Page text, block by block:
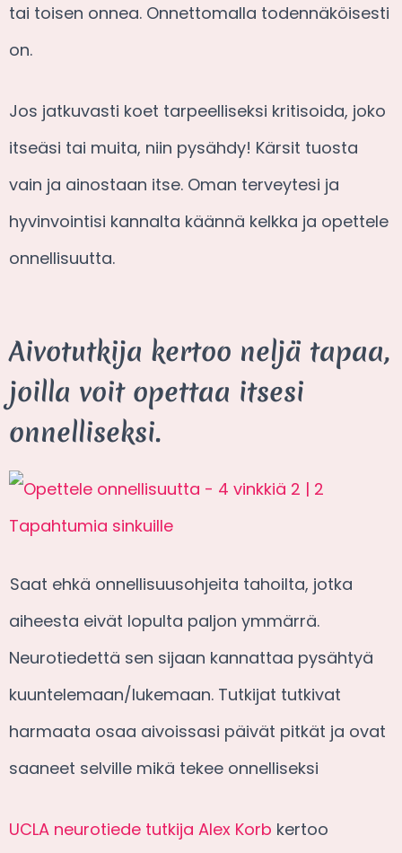
tai toisen onnea. Onnettomalla todennäköisesti
on.
Jos jatkuvasti koet tarpeelliseksi kritisoida, joko
itseäsi tai muita, niin pysähdy! Kärsit tuosta
vain ja ainostaan itse. Oman terveytesi ja
hyvinvointisi kannalta käännä kelkka ja opettele
onnellisuutta.
Aivotutkija kertoo neljä tapaa,
joilla voit opettaa itsesi
onnelliseksi.
Saat ehkä onnellisuusohjeita tahoilta, jotka
aiheesta eivät lopulta paljon ymmärrä.
Neurotiedettä sen sijaan kannattaa pysähtyä
kuuntelemaan/lukemaan. Tutkijat tutkivat
harmaata osaa aivoissasi päivät pitkät ja ovat
saaneet selville mikä tekee onnelliseksi
UCLA neurotiede tutkija Alex Korb kertoo